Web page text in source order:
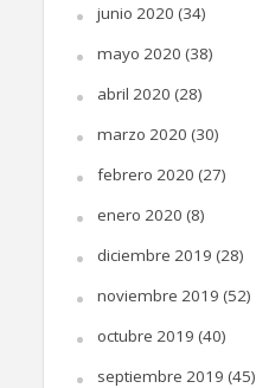
junio 2020 (34)
mayo 2020 (38)
abril 2020 (28)
marzo 2020 (30)
febrero 2020 (27)
enero 2020 (8)
diciembre 2019 (28)
noviembre 2019 (52)
octubre 2019 (40)
septiembre 2019 (45)